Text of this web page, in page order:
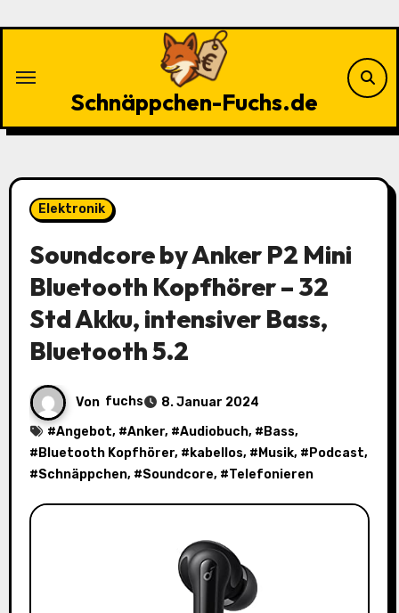
Schnäppchen-Fuchs.de
Elektronik
Soundcore by Anker P2 Mini
Bluetooth Kopfhörer – 32
Std Akku, intensiver Bass,
Bluetooth 5.2
Von fuchs
8. Januar 2024
#Angebot, #Anker, #Audiobuch, # Bass,
# Bluetooth Kopfhörer, # kabellos, # Musik, # Podcast,
#Schnäppchen, #Soundcore, #Telefonieren